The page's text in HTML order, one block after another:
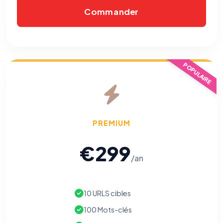
Commander
POPULAIRE
PREMIUM
€299/an
10 URLS cibles
100 Mots-clés
Nous aident à comprendre comment vous utilisez le site
(pages visitées, durée de visite) pour l'améliorer. Données
anonymisées via Google Analytics.
Meta/Facebook). Vous pouvez les refuser sans impact sur
Traceurs des courriels
Les e-mails peuvent contenir un pixel d'ouverture et des liens
traçants (Art. 82 loi Informatique et Libertés ; recommandation CNIL
pixels 2026 / FAQ juillet 2026).Ce suivi n'est pas géré par ce